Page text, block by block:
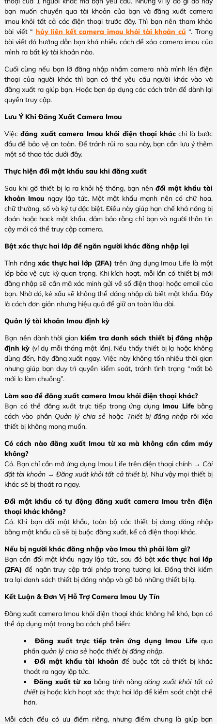
bạn muốn chuyển qua tài khoản của bạn và đăng xuất camera
imou khỏi tất cả các điện thoại trước đây. Thì bạn nên tham khảo
bài viết “ hủy liên kết camera imou khỏi tài khoản củ “. Trong
bài viết đó hướng dẫn bạn khá nhiều cách để xóa camera imou của
mình ra bất kỳ tài khoản nào.
Cuối cùng nếu bạn lỡ đăng nhập nhầm camera nhà mình lên điện
thoại của người khác thì bạn có thể yêu cầu người khác vào và
đăng xuất ra giúp bạn. Hoặc bạn áp dụng các cách trên để dành lại
quyền truy cập.
Lưu Ý Khi Đăng Xuất Camera Imou
Việcđăng xuất camera Imou khỏi điện thoại khácchỉ là bước
đầu để bảo vệ an toàn. Để tránh rủi ro sau này, bạn cần lưu ý thêm
một số thao tác dưới đây.
Thực hiện đổi mật khẩu sau khi đăng xuất
Sau khi gỡ thiết bị lạ ra khỏi hệ thống, bạn nênđổi mật khẩu tài
khoản Imou ngay lập tức. Một mật khẩu mạnh nên có chữ hoa,
chữ thường, số và ký tự đặc biệt. Điều này giúp hạn chế khả năng bị
đoán hoặc hack mật khẩu, đảm bảo rằng chỉ bạn và người thân tin
cậy mới có thể truy cập camera.
Bật xác thực hai lớp để ngăn người khác đăng nhập lại
Tính năng xác thực hai lớp (2FA) trên ứng dụng Imou Life là một
lớp bảo vệ cực kỳ quan trọng. Khi kích hoạt, mỗi lần có thiết bị mới
đăng nhập sẽ cần mã xác minh gửi về số điện thoại hoặc email của
bạn. Nhờ đó, kẻ xấu sẽ không thể đăng nhập dù biết mật khẩu. Đây
là cách đơn giản nhưng hiệu quả để giữ an toàn lâu dài.
Quản lý tài khoản Imou định kỳ
Bạn nên dành thời gian kiểm tra danh sách thiết bị đăng nhập
định kỳ(ví dụ mỗi tháng một lần). Nếu thấy thiết bị lạ hoặc không
dùng đến, hãy đăng xuất ngay. Việc này không tốn nhiều thời gian
nhưng giúp bạn duy trì quyền kiểm soát, tránh tình trạng “mất bò
mới lo làm chuồng”.
Làm sao để đăng xuất camera Imou khỏi điện thoại khác?
Bạn có thể đăng xuất trực tiếp trong ứng dụng Imou Lifebằng
cách vào phần Quản lý chia sẻ hoặc Thiết bị đăng nhập rồi xóa
thiết bị không mong muốn.
Có cách nào đăng xuất Imou từ xa mà không cần cầm máy
không?
Có. Bạn chỉ cần mở ứng dụng Imou Life trên điện thoại chính → Cài
đặt tài khoản→Đăng xuất khỏi tất cả thiết bị. Như vậy mọi thiết bị
khác sẽ bị thoát ra ngay.
Đổi mật khẩu có tự động đăng xuất camera Imou trên điện
thoại khác không?
Có. Khi bạn đổi mật khẩu, toàn bộ các thiết bị đang đăng nhập
bằng mật khẩu cũ sẽ bị buộc đăng xuất, kể cả điện thoại khác.
Nếu bị người khác đăng nhập vào Imou thì phải làm gì?
Bạn cần đổi mật khẩu ngay lập tức, sau đó bật xác thực hai lớp
(2FA) để ngăn truy cập trái phép trong tương lai. Đồng thời kiểm
tra lại danh sách thiết bị đăng nhập và gỡ bỏ những thiết bị lạ.
Kết Luận & Đơn Vị Hỗ Trợ Camera Imou Uy Tín
Đăng xuất camera Imou khỏi điện thoại khác không hề khó, bạn có
thể áp dụng một trong ba cách phổ biến:
Đăng xuất trực tiếp trên ứng dụng Imou Lifequa
phần quản lý chia sẻ hoặc thiết bị đăng nhập.
Đổi mật khẩu tài khoảnđể buộc tất cả thiết bị khác
thoát ra ngay lập tức.
Đăng xuất từ xa bằng tính năngđăng xuất khỏi tất cả
thiết bịhoặc kích hoạt xác thực hai lớp để kiểm soát chặt chẽ
hơn.
Mỗi cách đều có ưu điểm riêng, nhưng điểm chung là giúp bạn